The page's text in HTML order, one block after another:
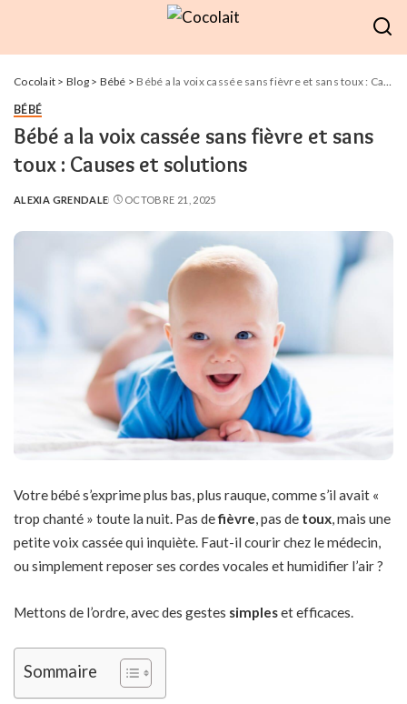
Cocolait > Blog> Bébé > Bébé a la voix cassée sans fièvre et sans toux : Causes et solutions
BÉBÉ
Bébé a la voix cassée sans fièvre et sans
toux : Causes et solutions
POSTED
ALEXIA GRENDALE OCTOBRE 21, 2025
Votre bébé s’exprime plus bas, plus rauque, comme s’il avait «
trop chanté » toute la nuit. Pas defièvre, pas de toux, mais une
petite voix cassée qui inquiète. Faut-il courir chez le médecin,
ou simplement reposer ses cordes vocales et humidifier l’air ?
Mettons de l’ordre, avec des gestes simpleset efficaces.
Sommaire